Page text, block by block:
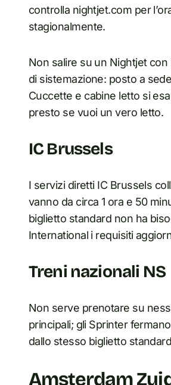
controlla nightjet.com per
stagionalmente.
Non salire su un Nightjet
di sistemazione: posto a
Cuccette e cabine letto si
presto se vuoi un vero letto.
IC Brussels
I servizi diretti IC Brussels
vanno da circa 1 ora e 50
biglietto standard non ha
International i requisiti
Treni nazionali NS
Non serve prenotare su
principali; gli Sprinter
dallo stesso biglietto
Amsterdam